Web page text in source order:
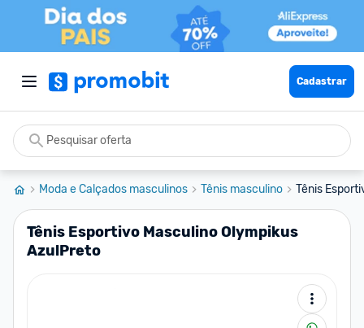
Cadastrar
Moda e Calçados masculinos Tênis masculino Tênis
Tênis Esportivo Masculino Olympikus
AzulPreto